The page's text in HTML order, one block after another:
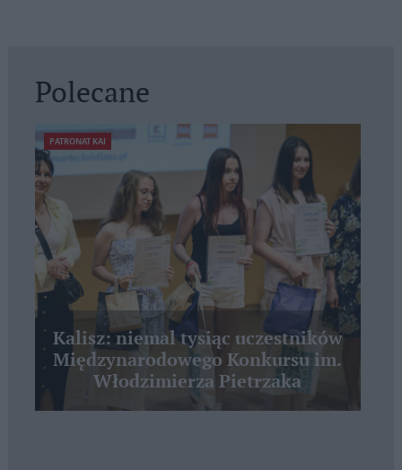
Polecane
PATRONAT KAI
Kalisz: niemal tysiąc uczestników
Międzynarodowego Konkursu im.
Włodzimierza Pietrzaka